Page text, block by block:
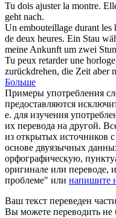
Tu dois ajuster la montre.
geht nach.
Un embouteillage durant les
de deux heures. Ein Stau
meine Ankunft um zwei
Tu peux retarderune
zurückdrehen, die Zeit aber
Больше
Примеры употребления
предоставляются
е. для изучения
их перевода на другой.
из открытых источников
основе двуязычных
орфографическую,
оригинале или
проблеме" или напишите
Ваш текст переведен
Вы можете переводить не